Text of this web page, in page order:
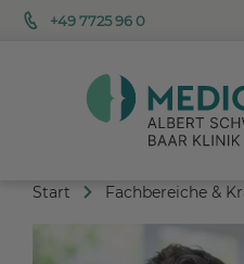
+49 7725 96 0
Start Fachbereiche &